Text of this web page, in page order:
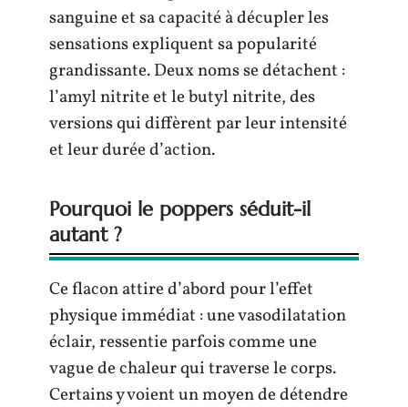
sanguine et sa capacité à décupler les
sensations expliquent sa popularité
grandissante. Deux noms se détachent :
l’amyl nitrite et le butyl nitrite, des
versions qui diffèrent par leur intensité
et leur durée d’action.
Pourquoi le poppers séduit-il
autant ?
Ce flacon attire d’abord pour l’effet
physique immédiat : une vasodilatation
éclair, ressentie parfois comme une
vague de chaleur qui traverse le corps.
Certains y voient un moyen de détendre